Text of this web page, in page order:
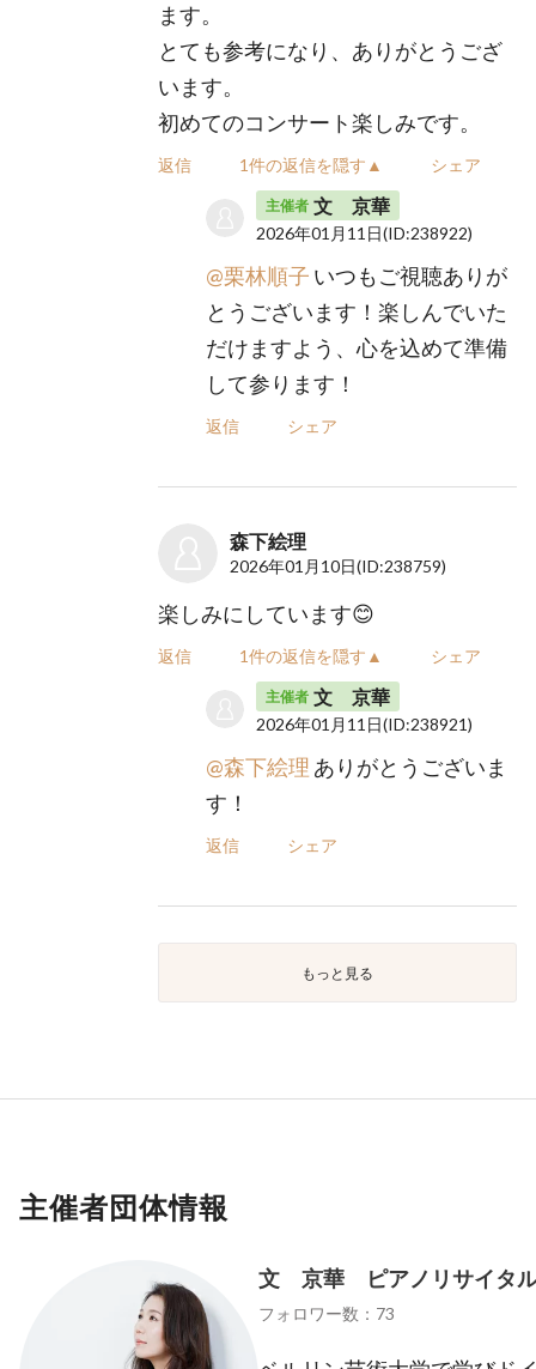
ます。
とても参考になり、ありがとうござ
います。
初めてのコンサート楽しみです。
返信 1件の返信を隠す▲ シェア
主催者 文 京華
2026年01月11日(ID:238922)
@栗林順子 いつもご視聴ありが
とうございます！楽しんでいた
だけますよう、心を込めて準備
して参ります！
返信 シェア
森下絵理
2026年01月10日(ID:238759)
楽しみにしています😊
返信 1件の返信を隠す▲ シェア
主催者 文 京華
2026年01月11日(ID:238921)
@森下絵理 ありがとうございま
す！
返信 シェア
もっと見る
主催者団体情報
文 京華 ピアノリサイタ
フォロワー数：73